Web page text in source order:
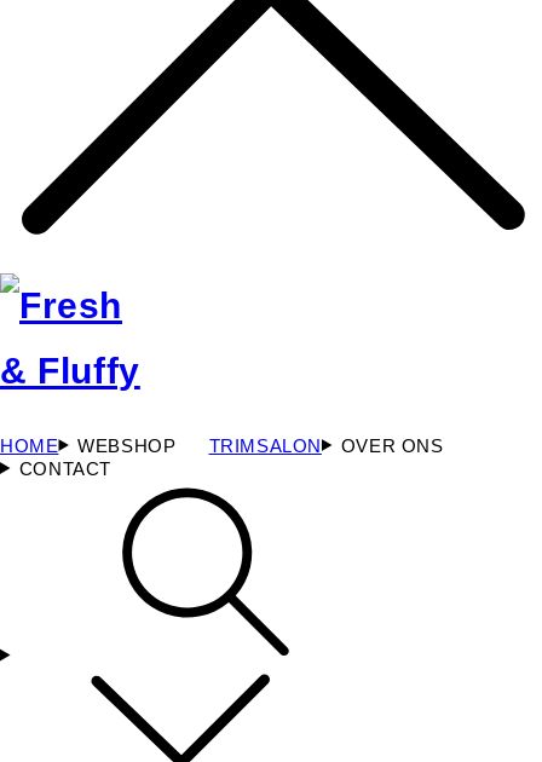
HOME WEBSHOP TRIMSALON
OVER ONS
CONTACT